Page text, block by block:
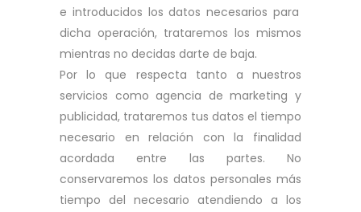
e introducidos los datos necesarios para
dicha operación, trataremos los mismos
mientras no decidas darte de baja.
Por lo que respecta tanto a nuestros
servicios como agencia de marketing y
publicidad, trataremos tus datos el tiempo
necesario en relación con la finalidad
acordada entre las partes. No
conservaremos los datos personales más
tiempo del necesario atendiendo a los